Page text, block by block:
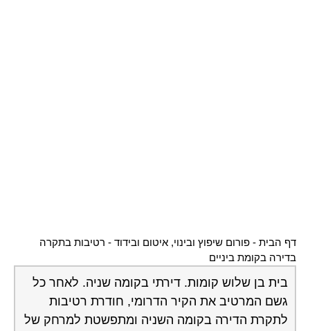
דף הבית - פורום שיפוץ ובינוי, איטום ובידוד - רטיבות בתקרה
בדירה בקומת ביניים
בית בן שלוש קומות. דירתי בקומה שניה. לאחר כל
גשם המרטיב את הקיר הדרומי, חודרת רטיבות
לתקרת הדירה בקומה השניה ומתפשטת למרחק של